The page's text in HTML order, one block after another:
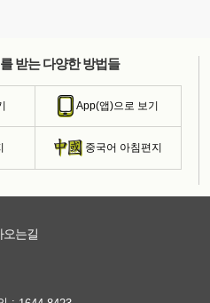
받는 다양한 방법들
App(앱)으로 보기
중국어 아침편지
오는길